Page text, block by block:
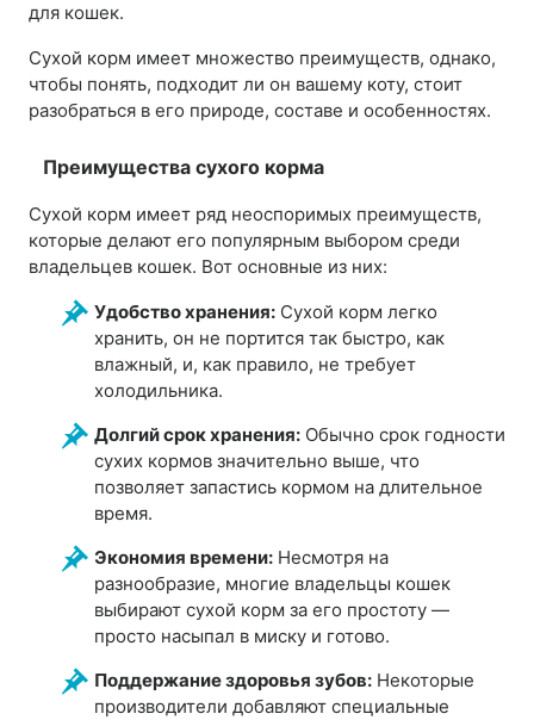
для кошек.
Сухой корм имеет множество преимуществ, однако,
чтобы понять, подходит ли он вашему коту, стоит
разобраться в его природе, составе и особенностях.
Преимущества сухого корма
Сухой корм имеет ряд неоспоримых преимуществ,
которые делают его популярным выбором среди
владельцев кошек. Вот основные из них:
Удобство хранения: Сухой корм легко
хранить, он не портится так быстро, как
влажный, и, как правило, не требует
холодильника.
Долгий срок хранения: Обычно срок годности
сухих кормов значительно выше, что
позволяет запастись кормом на длительное
время.
Экономия времени: Несмотря на
разнообразие, многие владельцы кошек
выбирают сухой корм за его простоту —
просто насыпал в миску и готово.
Поддержание здоровья зубов: Некоторые
производители добавляют специальные